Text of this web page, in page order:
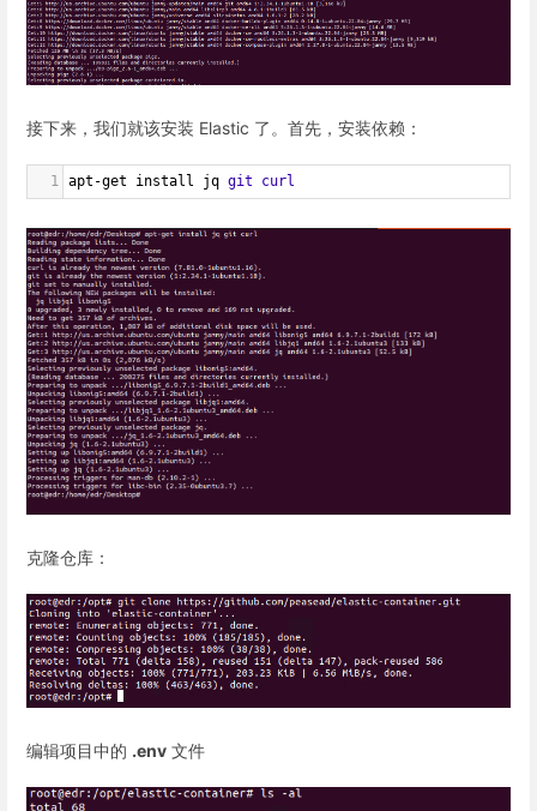
接下来，我们就该安装 Elastic 了。首先，安装依赖：
1 apt-get install jq git curl
克隆仓库：
编辑项目中的 .env 文件